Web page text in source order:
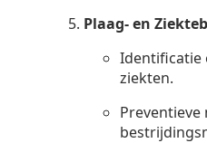
Plaag- en
Identificatie
ziekten.